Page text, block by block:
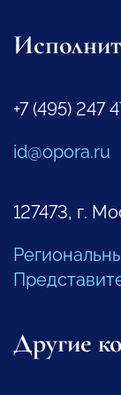
+7 (495) 247
id@opora.ru
127473, г.
Другие